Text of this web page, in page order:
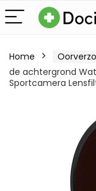
Home
de achtergrond
Sportcamera